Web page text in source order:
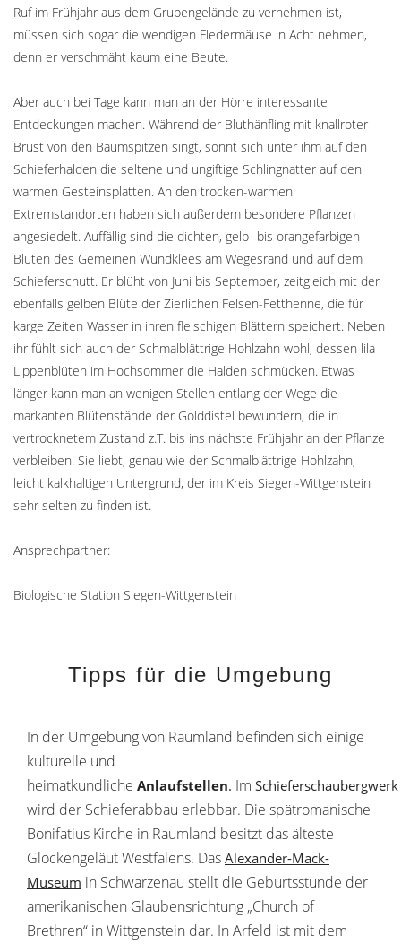
Ruf im Frühjahr aus dem Grubengelände zu vernehmen ist,
müssen sich sogar die wendigen Fledermäuse in Acht nehmen,
denn er verschmäht kaum eine Beute.
Aber auch bei Tage kann man an der Hörre interessante
Entdeckungen machen. Während der Bluthänfling mit knallroter
Brust von den Baumspitzen singt, sonnt sich unter ihm auf den
Schieferhalden die seltene und ungiftige Schlingnatter auf den
warmen Gesteinsplatten. An den trocken-warmen
Extremstandorten haben sich außerdem besondere Pflanzen
angesiedelt. Auffällig sind die dichten, gelb- bis orangefarbigen
Blüten des Gemeinen Wundklees am Wegesrand und auf dem
Schieferschutt. Er blüht von Juni bis September, zeitgleich mit der
ebenfalls gelben Blüte der Zierlichen Felsen-Fetthenne, die für
karge Zeiten Wasser in ihren fleischigen Blättern speichert. Neben
ihr fühlt sich auch der Schmalblättrige Hohlzahn wohl, dessen lila
Lippenblüten im Hochsommer die Halden schmücken. Etwas
länger kann man an wenigen Stellen entlang der Wege die
markanten Blütenstände der Golddistel bewundern, die in
vertrocknetem Zustand z.T. bis ins nächste Frühjahr an der Pflanze
verbleiben. Sie liebt, genau wie der Schmalblättrige Hohlzahn,
leicht kalkhaltigen Untergrund, der im Kreis Siegen-Wittgenstein
sehr selten zu finden ist.
Ansprechpartner:
Biologische Station Siegen-Wittgenstein
Tipps für die Umgebung
In der Umgebung von Raumland befinden sich einige
kulturelle und
heimatkundliche Anlaufstellen. Im Schieferschaubergwerk
wird der Schieferabbau erlebbar. Die spätromanische
Bonifatius Kirche in Raumland besitzt das älteste
Glockengeläut Westfalens. Das Alexander-Mack-
Museum in Schwarzenau stellt die Geburtsstunde der
amerikanischen Glaubensrichtung „Church of
Brethren“ in Wittgenstein dar. In Arfeld ist mit dem